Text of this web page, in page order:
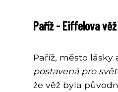
Paříž - Eiffelova
Paříž, město
postavená pro
že věž byla